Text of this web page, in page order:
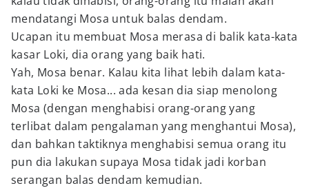
mendatangi Mosa untuk balas dendam.
Ucapan itu membuat Mosa merasa di balik kata-kata
kasar Loki, dia orang yang baik hati.
Yah, Mosa benar. Kalau kita lihat lebih dalam kata-
kata Loki ke Mosa... ada kesan dia siap menolong
Mosa (dengan menghabisi orang-orang yang
terlibat dalam pengalaman yang menghantui Mosa),
dan bahkan taktiknya menghabisi semua orang itu
pun dia lakukan supaya Mosa tidak jadi korban
serangan balas dendam kemudian.